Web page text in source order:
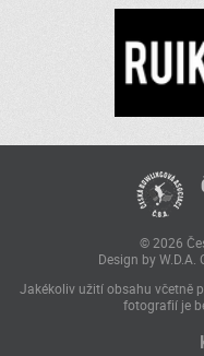
© 2026
Design by
Jakékoliv užití obsahu včetně
fotografií je